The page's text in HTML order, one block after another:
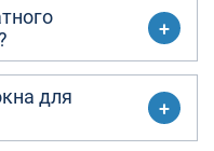
для